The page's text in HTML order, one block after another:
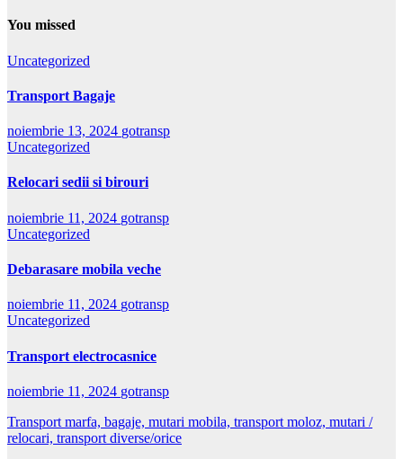
You missed
Uncategorized
Transport Bagaje
noiembrie 13, 2024 gotransp
Uncategorized
Relocari sedii si birouri
noiembrie 11, 2024 gotransp
Uncategorized
Debarasare mobila veche
noiembrie 11, 2024 gotransp
Uncategorized
Transport electrocasnice
noiembrie 11, 2024 gotransp
Transport marfa, bagaje, mutari mobila, transport moloz, mutari /
relocari, transport diverse/orice